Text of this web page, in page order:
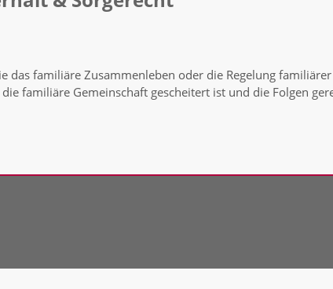
das familiäre Zusammenleben oder die Regelung
familiäre Gemeinschaft gescheitert ist und die Folgen